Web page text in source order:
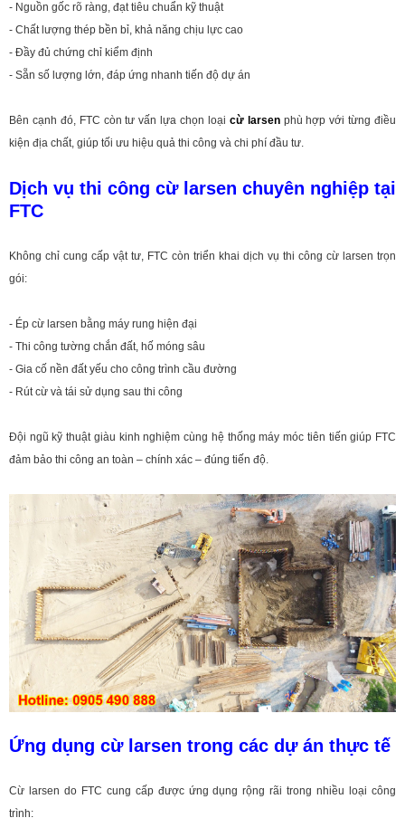
- Nguồn gốc rõ ràng, đạt tiêu chuẩn kỹ thuật
- Chất lượng thép bền bỉ, khả năng chịu lực cao
- Đầy đủ chứng chỉ kiểm định
- Sẵn số lượng lớn, đáp ứng nhanh tiến độ dự án
Bên cạnh đó, FTC còn tư vấn lựa chọn loại cừ larsenphù hợp với từng điều
kiện địa chất, giúp tối ưu hiệu quả thi công và chi phí đầu tư.
Dịch vụ thi công cừ larsen chuyên nghiệp tại
FTC
Không chỉ cung cấp vật tư, FTC còn triển khai dịch vụ thi công cừ larsen trọn
gói:
- Ép cừ larsen bằng máy rung hiện đại
- Thi công tường chắn đất, hố móng sâu
- Gia cố nền đất yếu cho công trình cầu đường
- Rút cừ và tái sử dụng sau thi công
Đội ngũ kỹ thuật giàu kinh nghiệm cùng hệ thống máy móc tiên tiến giúp FTC
đảm bảo thi công an toàn – chính xác – đúng tiến độ.
Ứng dụng cừ larsen trong các dự án thực tế
Cừ larsen do FTC cung cấp được ứng dụng rộng rãi trong nhiều loại công
trình: